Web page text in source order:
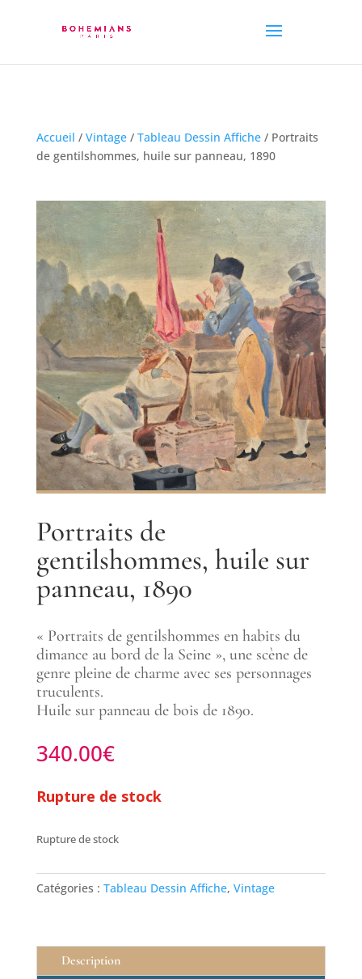
Accueil / Vintage/ Tableau Dessin Affiche/ Portraits
de gentilshommes, huile sur panneau, 1890
Portraits de
gentilshommes, huile sur
panneau, 1890
« Portraits de gentilshommes en habits du
dimance au bord de la Seine », une scène de
genre pleine de charme avec ses personnages
truculents.
Huile sur panneau de bois de 1890.
340.00€
Rupture de stock
Rupture de stock
Catégories : Tableau Dessin Affiche, Vintage
Description